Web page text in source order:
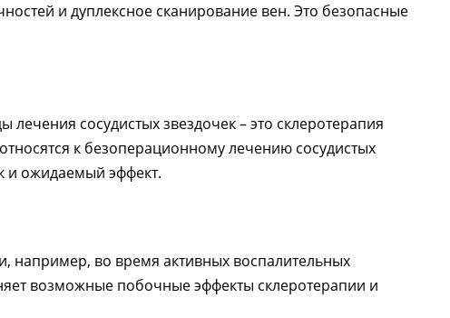
и дуплексное сканирование вен. Это безопасные
сосудистых звездочек – это склеротерапия
к безоперационному лечению сосудистых
и ожидаемый эффект.
например, во время активных воспалительных
возможные побочные эффекты склеротерапии и